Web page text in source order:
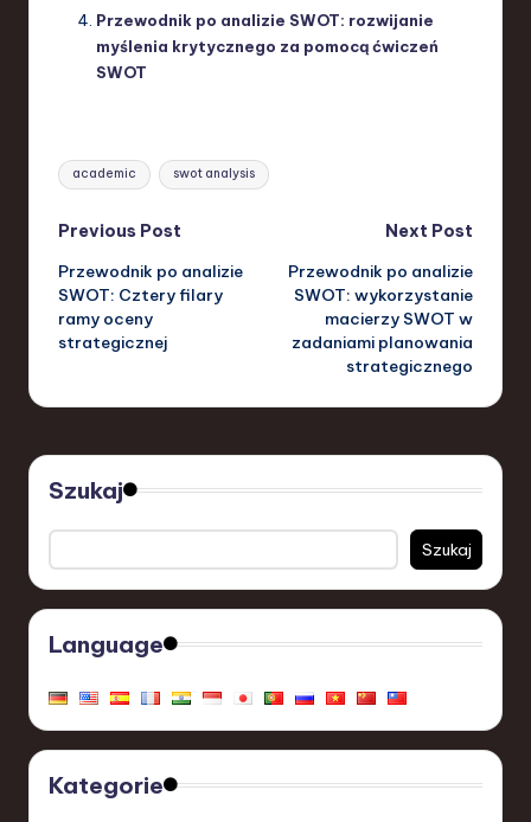
Przewodnik po analizie SWOT: rozwijanie
myślenia krytycznego za pomocą ćwiczeń
SWOT
Tags:
academic swot analysis
Post
navigation
Previous Post
Przewodnik po analizie
SWOT: Cztery filary
ramy oceny
strategicznej
Next Post
Przewodnik po analizie
SWOT: wykorzystanie
macierzy SWOT w
zadaniami planowania
strategicznego
Szukaj
Szukaj
Language
Kategorie